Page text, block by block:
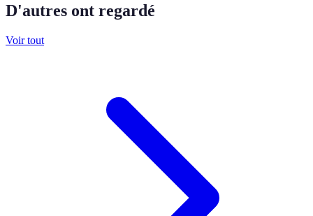
D'autres ont regardé
Voir tout